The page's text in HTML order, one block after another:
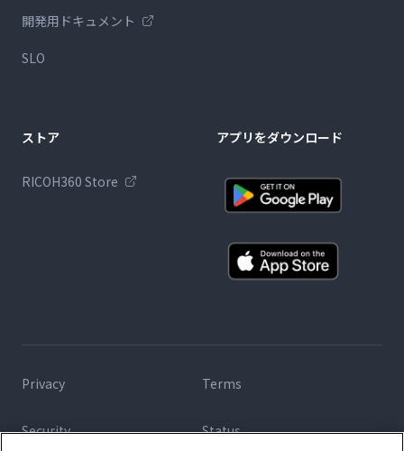
開発用ドキュメント
SLO
ストア
RICOH360 Store
アプリをダウンロード
Privacy Terms
Security Status